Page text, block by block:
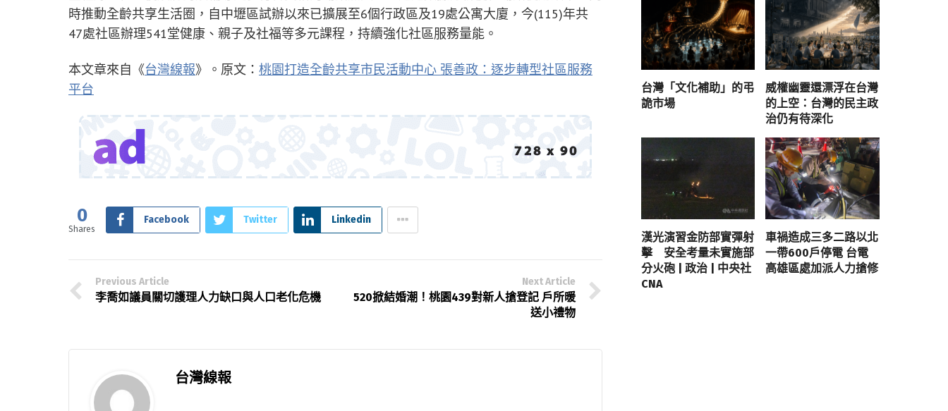
時推動全齡共享生活圈，自中壢區試辦以來已擴展至6個行政區及19處公寓大廈，今(115)年共
47處社區辦理541堂健康、親子及社福等多元課程，持續強化社區服務量能。
本文章來自《台灣線報》。原文： 桃園打造全齡共享市民活動中心 張善政：逐步轉型社區服務
平台
0
Shares
Facebook Twitter Linkedin
Previous Article
李喬如議員關切護理人力缺口與人口老化危機
Next Article
520掀結婚潮！桃園439對新人搶登記 戶所暖
送小禮物
台灣線報
台灣「文化補助」的弔
詭市場
威權幽靈還漂浮在台灣
的上空：台灣的民主政
治仍有待深化
漢光演習金防部實彈射
擊 安全考量未實施部
分火砲 | 政治 | 中央社
CNA
車禍造成三多二路以北
一帶600戶停電 台電
高雄區處加派人力搶修